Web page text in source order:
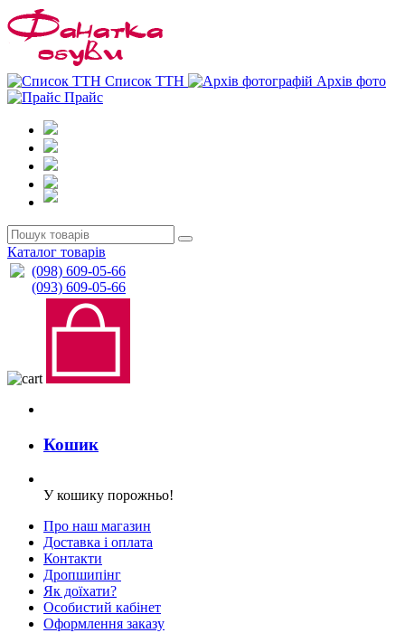
Список ТТН
Архів фото
Прайс
Каталог товарів
(098) 609-05-66
(093) 609-05-66
Кошик
У кошику порожньо!
Про наш магазин
Доставка і оплата
Контакти
Дропшипінг
Як доїхати?
Особистий кабінет
Оформлення заказу